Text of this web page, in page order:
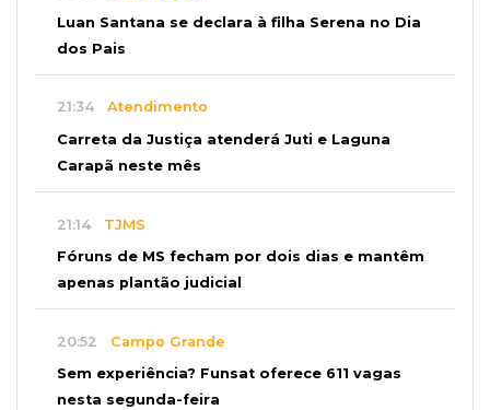
Luan Santana se declara à filha Serena no Dia
dos Pais
21:34 Atendimento
Carreta da Justiça atenderá Juti e Laguna
Carapã neste mês
21:14 TJMS
Fóruns de MS fecham por dois dias e mantêm
apenas plantão judicial
20:52 Campo Grande
Sem experiência? Funsat oferece 611 vagas
nesta segunda-feira